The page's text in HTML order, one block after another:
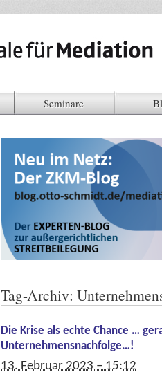
Seminare
Tag-Archiv:
Die Krise als echte Chance …
Unternehmensnachfolge…!
13. Februar 2023 – 15:12